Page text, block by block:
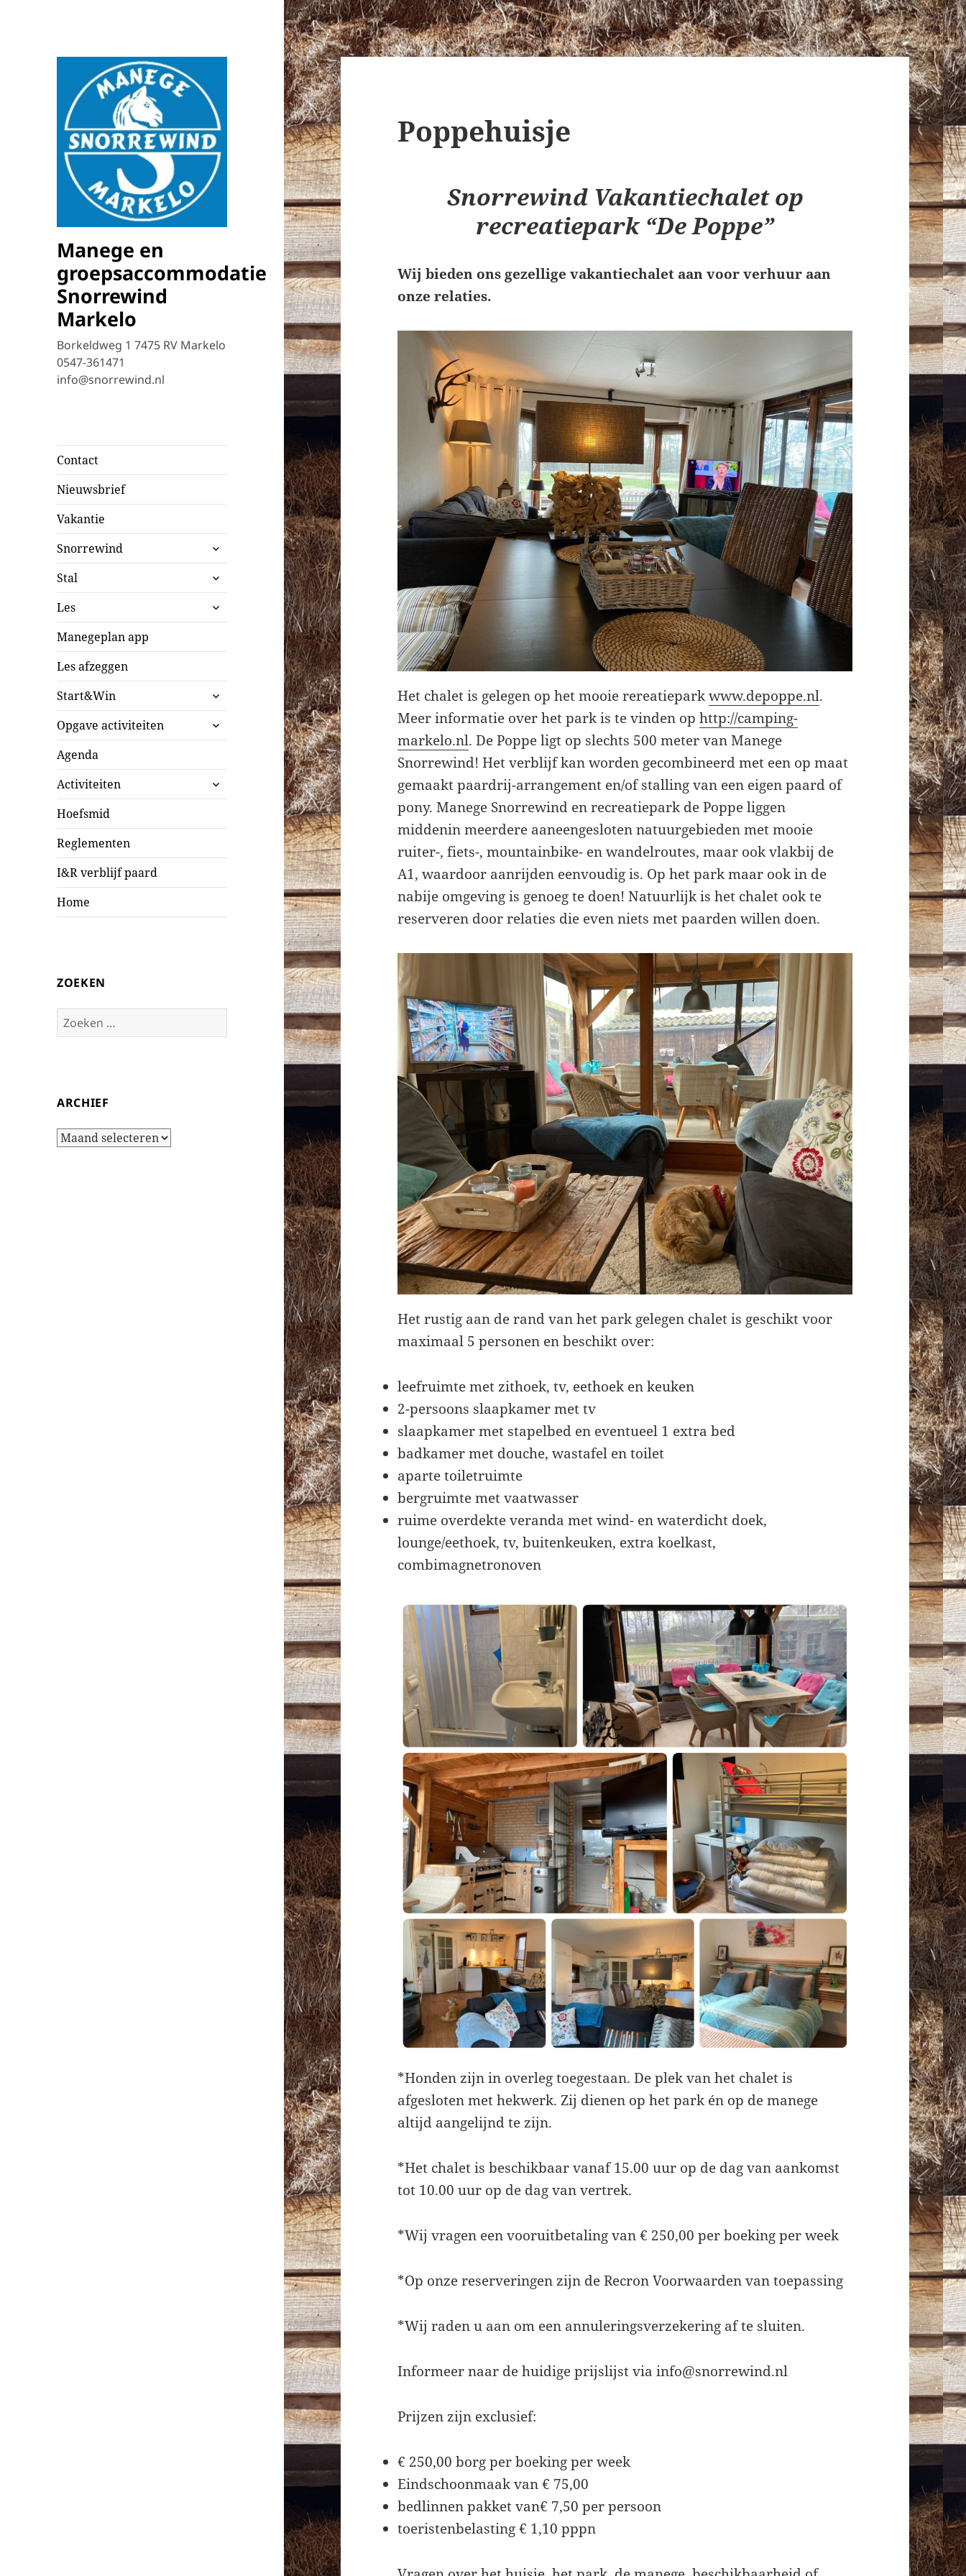
Manege en
groepsaccommodatie
Snorrewind
Markelo
Borkeldweg 1 7475 RV Markelo
0547-361471
info@snorrewind.nl
Contact
Nieuwsbrief
Vakantie
Snorrewind
submenu
uitvouwen
Stal
submenu
uitvouwen
Les
submenu
uitvouwen
Manegeplan app
Les afzeggen
Start&Win
submenu
uitvouwen
Opgave activiteiten
submenu
uitvouwen
Agenda
Activiteiten
submenu
uitvouwen
Hoefsmid
Reglementen
I&R verblijf paard
Home
ZOEKEN
Zoeken
naar:
ARCHIEF
Archief
Poppehuisje
Snorrewind Vakantiechalet op
recreatiepark “De Poppe”
Wij bieden ons gezellige vakantiechalet aan voor verhuur aan
onze relaties.
Het chalet is gelegen op het mooie rereatieparkwww.depoppe.nl.
Meer informatie over het park is te vinden ophttp://camping-
markelo.nl. De Poppe ligt op slechts 500 meter van Manege
Snorrewind! Het verblijf kan worden gecombineerd met een op maat
gemaakt paardrij-arrangement en/of stalling van een eigen paard of
pony. Manege Snorrewind en recreatiepark de Poppe liggen
middenin meerdere aaneengesloten natuurgebieden met mooie
ruiter-, fiets-, mountainbike- en wandelroutes, maar ook vlakbij de
A1, waardoor aanrijden eenvoudig is. Op het park maar ook in de
nabije omgeving is genoeg te doen! Natuurlijk is het chalet ook te
reserveren door relaties die even niets met paarden willen doen.
Het rustig aan de rand van het park gelegen chalet is geschikt voor
maximaal 5 personen en beschikt over:
leefruimte met zithoek, tv, eethoek en keuken
2-persoons slaapkamer met tv
slaapkamer met stapelbed en eventueel 1 extra bed
badkamer met douche, wastafel en toilet
aparte toiletruimte
bergruimte met vaatwasser
ruime overdekte veranda met wind- en waterdicht doek,
lounge/eethoek, tv, buitenkeuken, extra koelkast,
combimagnetronoven
*Honden zijn in overleg toegestaan. De plek van het chalet is
afgesloten met hekwerk. Zij dienen op het park én op de manege
altijd aangelijnd te zijn.
*Het chalet is beschikbaar vanaf 15.00 uur op de dag van aankomst
tot 10.00 uur op de dag van vertrek.
*Wij vragen een vooruitbetaling van € 250,00 per boeking per week
*Op onze reserveringen zijn de Recron Voorwaarden van toepassing
*Wij raden u aan om een annuleringsverzekering af te sluiten.
Informeer naar de huidige prijslijst via info@snorrewind.nl
Prijzen zijn exclusief:
€ 250,00 borg per boeking per week
Eindschoonmaak van € 75,00
bedlinnen pakket van€ 7,50 per persoon
toeristenbelasting € 1,10 pppn